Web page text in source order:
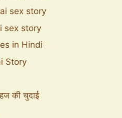
sex story
sex story
in Hindi
Story
की चुदाई